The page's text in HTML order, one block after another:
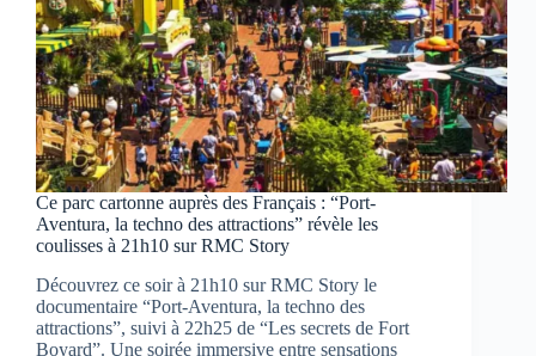
Ce parc cartonne auprès des Français : “Port-
Aventura, la techno des attractions” révèle les
coulisses à 21h10 sur RMC Story
Découvrez ce soir à 21h10 sur RMC Story le
documentaire “Port-Aventura, la techno des
attractions”, suivi à 22h25 de “Les secrets de Fort
Boyard”. Une soirée immersive entre sensations